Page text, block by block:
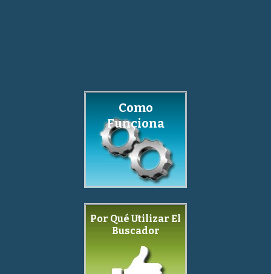
Como
Funciona
Por Qué Utilizar El
Buscador